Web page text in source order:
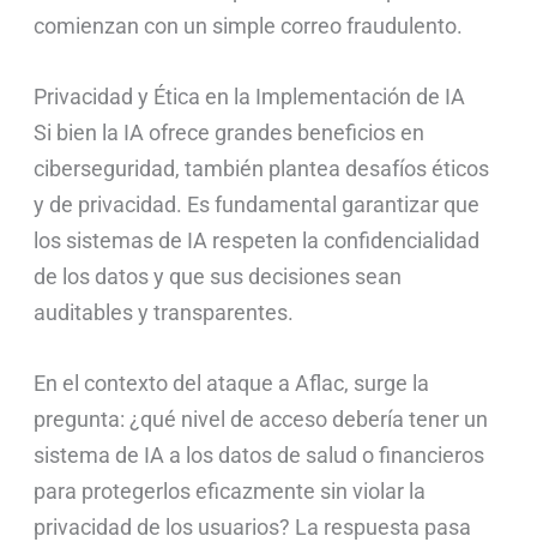
comienzan con un simple correo fraudulento.
Privacidad y Ética en la Implementación de IA
Si bien la IA ofrece grandes beneficios en
ciberseguridad, también plantea desafíos éticos
y de privacidad. Es fundamental garantizar que
los sistemas de IA respeten la confidencialidad
de los datos y que sus decisiones sean
auditables y transparentes.
En el contexto del ataque a Aflac, surge la
pregunta: ¿qué nivel de acceso debería tener un
sistema de IA a los datos de salud o financieros
para protegerlos eficazmente sin violar la
privacidad de los usuarios? La respuesta pasa